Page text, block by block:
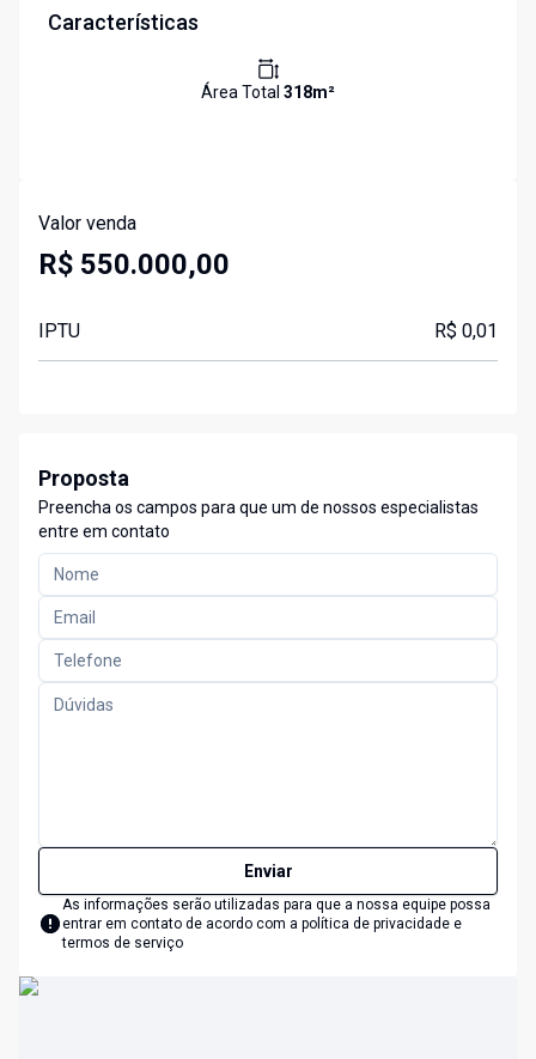
Características
Área Total 318m²
Valor venda
R$ 550.000,00
IPTU R$ 0,01
Proposta
Preencha os campos para que um de nossos especialistas
entre em contato
Enviar
As informações serão utilizadas para que a nossa equipe possa
entrar em contato de acordo com a política de privacidade e
termos de serviço